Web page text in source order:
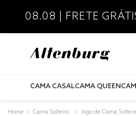
08.08 | FRETE
CAMA CASALCAMA QUEEN
Cama Solteiro Jogo de Cama